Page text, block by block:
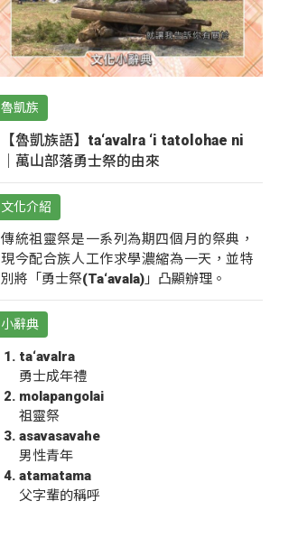
魯凱族
【魯凱族語】ta‘avalra ‘i tatolohae ni
｜萬山部落勇士祭的由來
文化介紹
傳統祖靈祭是一系列為期四個月的祭典，
現今配合族人工作求學濃縮為一天，並特
別將「勇士祭(Ta‘avala)」凸顯辦理。
小辭典
ta‘avalra
勇士成年禮
molapangolai
祖靈祭
asavasavahe
男性青年
atamatama
父字輩的稱呼